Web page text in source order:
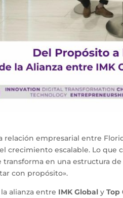
relación empresarial entre
crecimiento escalable. Lo
transforma en una estructura
con propósito».
alianza entre IMK Global yTop